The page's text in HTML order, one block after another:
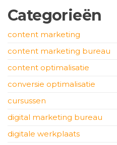
Categorieën
content marketing
content marketing bureau
content optimalisatie
conversie optimalisatie
cursussen
digital marketing bureau
digitale werkplaats